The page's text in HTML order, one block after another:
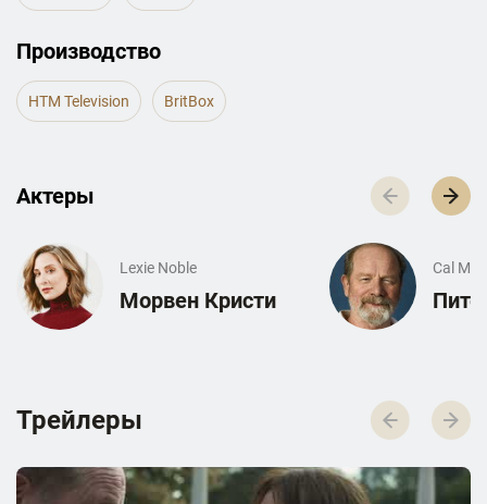
Производство
HTM Television BritBox
Актеры
Lexie Noble
Морвен Кристи
Cal
Трейлеры